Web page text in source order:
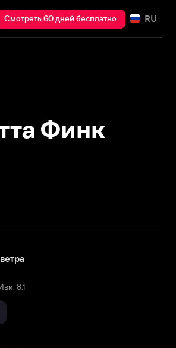
Смотреть 60 дней бесплатно RU
Финк
8,1